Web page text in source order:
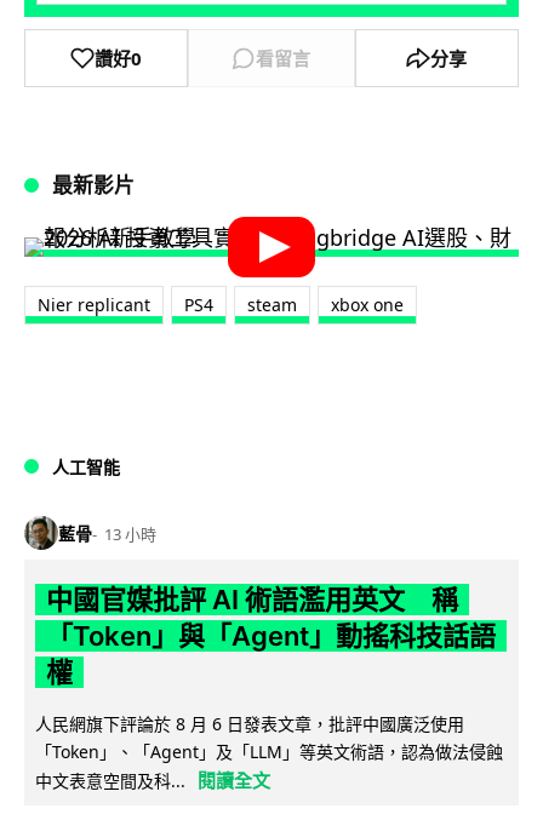
讚好0 看留言 分享
最新影片
Nier replicant PS4 steam xbox one
人工智能
藍骨 13 小時
中國官媒批評 AI 術語濫用英文 稱
「Token」與「Agent」動搖科技話語
權
人民網旗下評論於 8 月 6 日發表文章，批評中國廣泛使用
「Token」、「Agent」及「LLM」等英文術語，認為做法侵蝕
中文表意空間及科...
閱讀全文